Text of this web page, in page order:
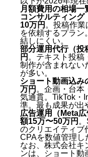
月額費用の相場一
コンサルティング
10万円 。投稿作
を依頼するプラン
結しにくい。
部分運用代行（投
円 。テキスト投稿
制作が含まれない
が多い。
ショート動画込み
万円 。企画・台本
気通貫。TikTok・
準。最も成果が出
広告運用（Meta
額15万〜50万円
のクリエイティブ
CPAを数値管理し
なお、株式会社キ
ンは、ショート動